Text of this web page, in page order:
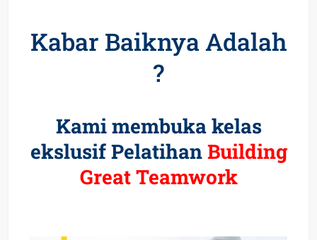
Kabar Baiknya Adalah
?
Kami membuka kelas
ekslusif PelatihanBuilding
Great Teamwork